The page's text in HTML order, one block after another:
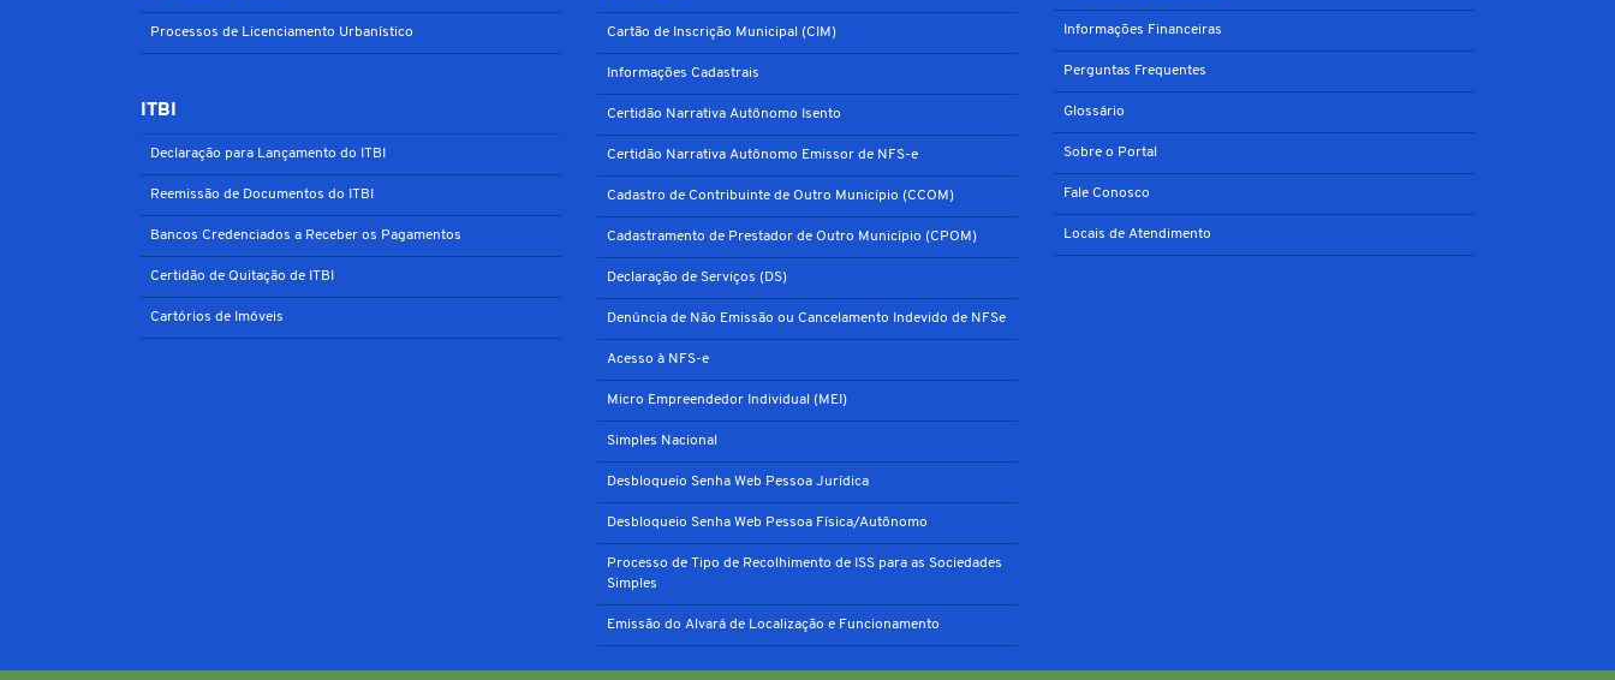
Processos de Licenciamento Urbanístico
ITBI
Declaração para Lançamento do ITBI
Reemissão de Documentos do ITBI
Bancos Credenciados a Receber os Pagamentos
Certidão de Quitação de ITBI
Cartórios de Imóveis
Cartão de Inscrição Municipal (CIM)
Informações Cadastrais
Certidão Narrativa Autônomo Isento
Certidão Narrativa Autônomo Emissor de NFS-e
Cadastro de Contribuinte de Outro Município (CCOM)
Cadastramento de Prestador de Outro Município (CPOM)
Declaração de Serviços (DS)
Denúncia de Não Emissão ou Cancelamento Indevido de NFSe
Acesso à NFS-e
Micro Empreendedor Individual (MEI)
Simples Nacional
Desbloqueio Senha Web Pessoa Jurídica
Desbloqueio Senha Web Pessoa Física/Autônomo
Processo de Tipo de Recolhimento de ISS para as Sociedades
Simples
Emissão do Alvará de Localização e Funcionamento
Informações Financeiras
Perguntas Frequentes
Glossário
Sobre o Portal
Fale Conosco
Locais de Atendimento